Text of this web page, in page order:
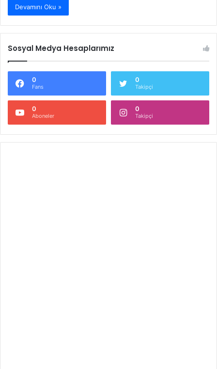
Devamını Oku »
Sosyal Medya Hesaplarımız
0
Fans
0
Takipçi
0
Aboneler
0
Takipçi